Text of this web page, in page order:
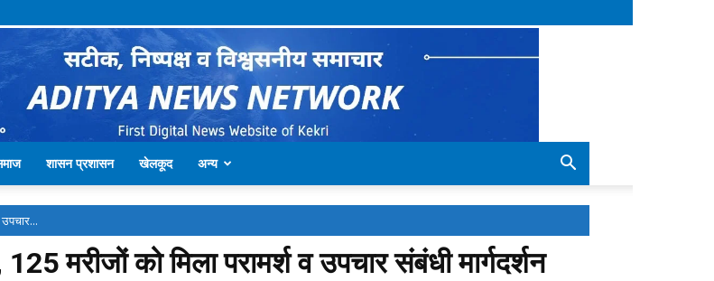
शासन प्रशासन खेलकूद अन्य
मरीजों को मिला परामर्श व उपचार संबंधी मार्गदर्शन